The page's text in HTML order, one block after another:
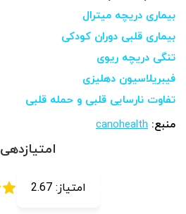
بیماری دریچه میترال
بیماری قلبی دوران کودکی
تنگی دریچه ریوی
فیبریلاسیون دهلیزی
تفاوت نارسایی قلبی و حمله قلبی
منبع: canohealth
امتیازدهی
امتیاز:2.67